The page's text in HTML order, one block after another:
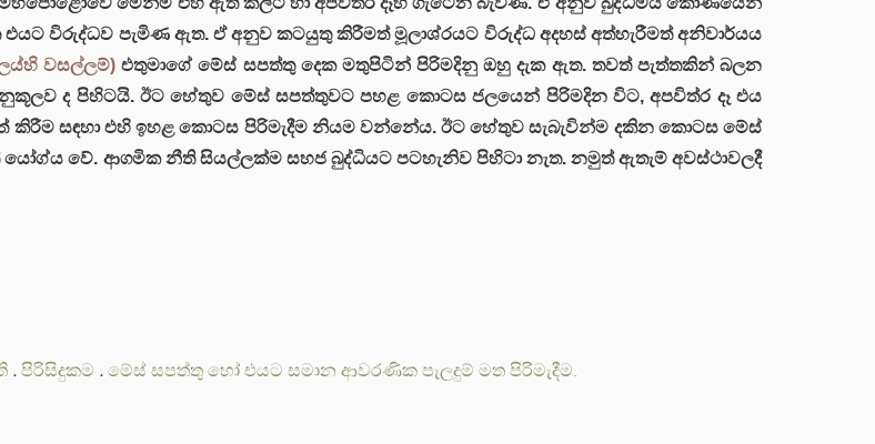
විරුද්ධව පැමිණ ඇත. ඒ අනුව කටයුතු කිරීමත් මූලාශ්රයට විරුද්ධ අදහස් අත්හැරීමත් අනිවාර්යය
වසල්ලම්) එතුමාගේ මේස් සපත්තු දෙක මතුපිටින් පිරිමදිනු ඔහු දැක ඇත. තවත් පැත්තකින් බලන
ද පිහිටයි. ඊට හේතුව මේස් සපත්තුවට පහළ කොටස ජලයෙන් පිරිමදින විට, අපවිත්ර දෑ එය
සඳහා එහි ඉහළ කොටස පිරිමැදීම නියම වන්නේය. ඊට හේතුව සැබැවින්ම දකින කොටස මේස්
වේ. ආගමික නීති සියල්ලක්ම සහජ බුද්ධියට පටහැනිව පිහිටා නැත. නමුත් ඇතැම් අවස්ථාවලදී
.පිරිසිදුකම .මේස් සපත්තු හෝ එයට සමාන ආවරණික පැලදුම් මත පිරිමැදීම.